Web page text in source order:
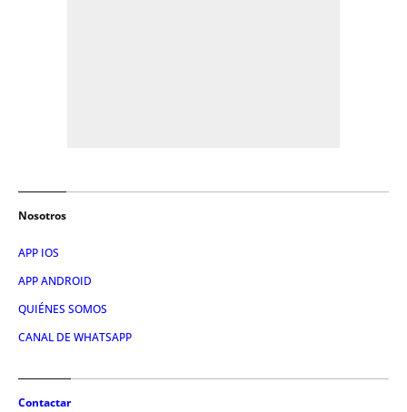
Nosotros
APP IOS
APP ANDROID
QUIÉNES SOMOS
CANAL DE WHATSAPP
Contactar